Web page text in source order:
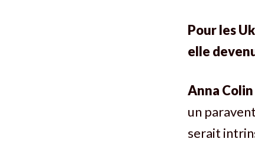
Pour les
elle
Anna
un
serait